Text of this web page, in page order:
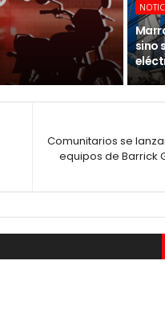
sino
Comunitarios se
equipos de Barrick